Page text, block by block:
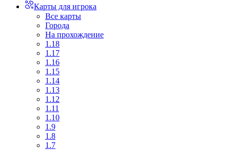
Карты для игрока
Все карты
Города
На прохождение
1.18
1.17
1.16
1.15
1.14
1.13
1.12
1.11
1.10
1.9
1.8
1.7